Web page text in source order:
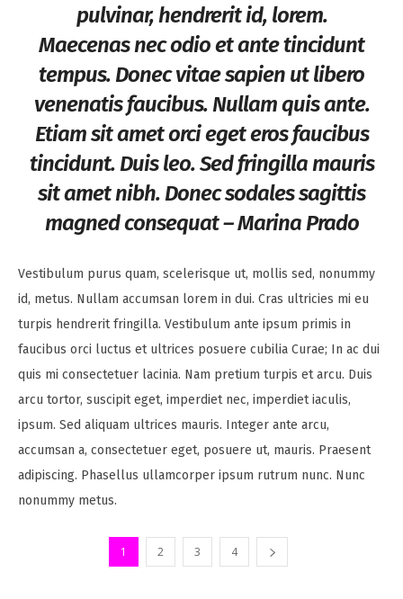
pulvinar, hendrerit id, lorem.
Maecenas nec odio et ante tincidunt
tempus. Donec vitae sapien ut libero
venenatis faucibus. Nullam quis ante.
Etiam sit amet orci eget eros faucibus
tincidunt. Duis leo. Sed fringilla mauris
sit amet nibh. Donec sodales sagittis
magned consequat – Marina Prado
Vestibulum purus quam, scelerisque ut, mollis sed, nonummy
id, metus. Nullam accumsan lorem in dui. Cras ultricies mi eu
turpis hendrerit fringilla. Vestibulum ante ipsum primis in
faucibus orci luctus et ultrices posuere cubilia Curae; In ac dui
quis mi consectetuer lacinia. Nam pretium turpis et arcu. Duis
arcu tortor, suscipit eget, imperdiet nec, imperdiet iaculis,
ipsum. Sed aliquam ultrices mauris. Integer ante arcu,
accumsan a, consectetuer eget, posuere ut, mauris. Praesent
adipiscing. Phasellus ullamcorper ipsum rutrum nunc. Nunc
nonummy metus.
1 2 3 4